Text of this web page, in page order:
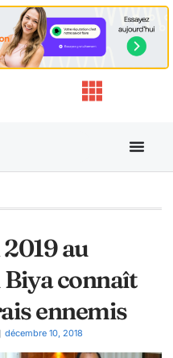
au
connaît
ennemis
décembre 10, 2018